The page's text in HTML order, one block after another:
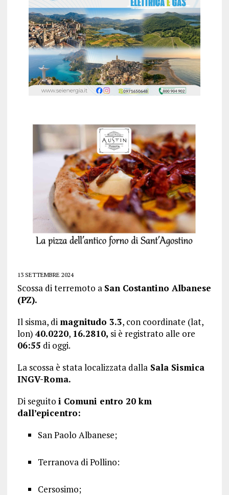
13 SETTEMBRE 2024
Scossa di terremoto a San Costantino Albanese
(PZ).
Il sisma, di magnitudo 3.3, con coordinate (lat,
lon) 40.0220, 16.2810, si è registrato alle ore
06:55 di oggi.
La scossa è stata localizzata dallaSala Sismica
INGV-Roma.
Di seguito i Comuni entro 20 km
dall’epicentro:
San Paolo Albanese;
Terranova di Pollino:
Cersosimo;